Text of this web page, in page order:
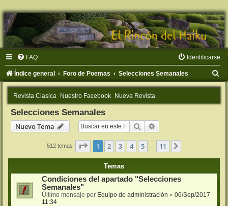
FAQ Identificarse
Índice general Foro de Poemas Selecciones Semanales
u
Revista Clasica Nuestro Facebook Nueva Revista
Selecciones Semanales
Nuevo Tema
Buscar
512 temas Página de 11
1 2 3 4 5 11
Temas
Condiciones del apartado "Selecciones
Semanales"
Último mensaje por Equipo de administración « 06/Sep/2017
11:34